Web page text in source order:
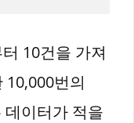
10건을 가져
번의
이터가 적을